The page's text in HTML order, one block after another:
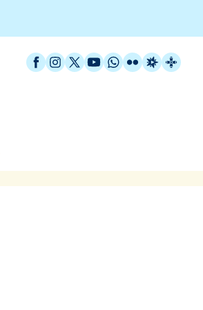
Facebook
Instagram
X / Twitter
YouTube
WhatsApp
FlickrRadio